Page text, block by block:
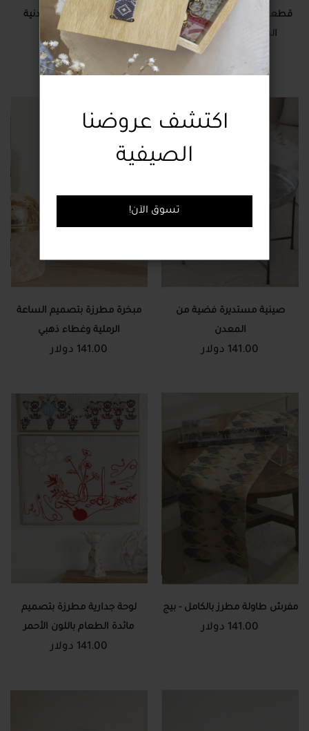
اكتشف عروضنا
الصيفية
!تسوق الآن
قطعة فنية باسم لفظ الجلالة
المُطرزة بنقشة الأزهار
دف مزين بالأوراق المعدنية
142.00 دولار
صينية مستديرة فضية من
المعدن
141.00 دولار
مبخرة مطرزة بتصميم الساعة
الرملية وغطاء ذهبي
141.00 دولار
مفرش طاولة مطرز بالكامل - بيج
141.00 دولار
لوحة جدارية مطرزة بتصميم
مائدة الطعام باللون الأحمر
141.00 دولار